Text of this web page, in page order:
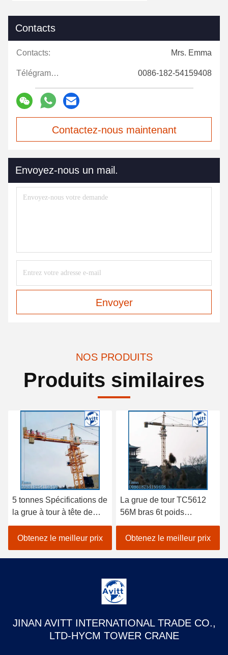
Contacts
Contacts: Mrs. Emma
Télégramme: 0086-182-54159408
Contactez-nous maintenant
Envoyez-nous un mail.
Envoyer
NOS PRODUITS
Produits similaires
5 tonnes Spécifications de
la grue à tour à tête de
chat pour les projets de
construction civile
Obtenez le meilleur prix
La grue de tour TC5612
56M bras 6t poids
équipement de
construction de bâtiment
Obtenez le meilleur prix
JINAN AVITT INTERNATIONAL TRADE CO.,
LTD-HYCM TOWER CRANE